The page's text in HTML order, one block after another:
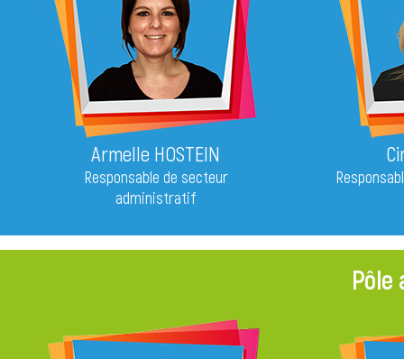
Armelle HOSTEIN
Responsable de secteur
administratif